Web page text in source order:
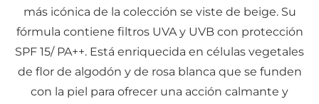
más icónica de la colección se viste de beige. Su
fórmula contiene filtros UVA y UVB con protección
SPF 15/ PA++. Está enriquecida en células vegetales
de flor de algodón y de rosa blanca que se funden
con la piel para ofrecer una acción calmante y